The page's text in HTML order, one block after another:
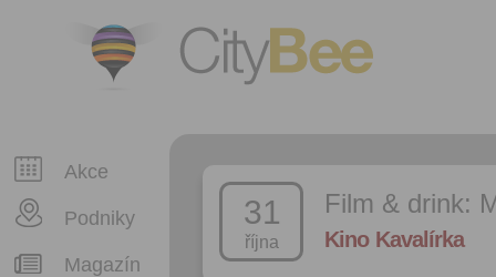
CityBee
Akce
Podniky
Magazín
31
října
Film & drink:
Kino Kavalírka